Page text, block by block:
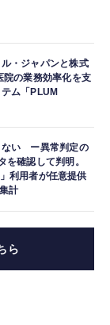
・ジャパンと株式
院の業務効率化を支
ム「PLUM
ない ー異常判定の
を確認して判明。
利用者が任意提供
計
ら